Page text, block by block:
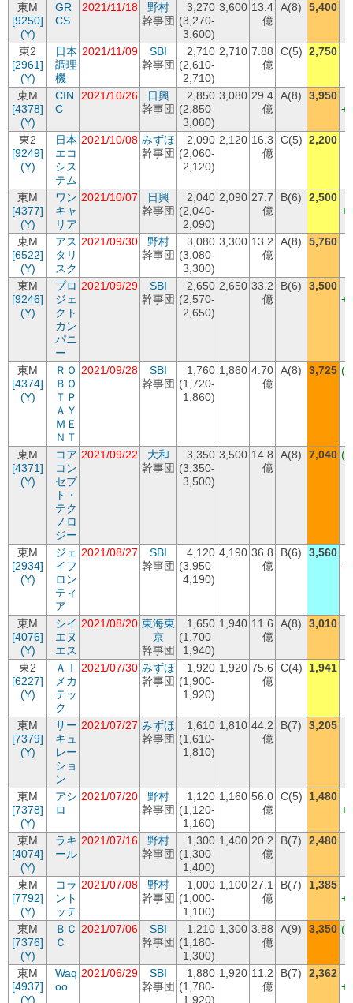
東M
[9250]
(Y)
GR
CS
2021/11/18
野村
幹事団
3,270
(3,270-
3,600)
3,600 13.4
億
A(8) 5,400
東2
[2961]
(Y)
日本
調理
機
2021/11/09
SBI
幹事団
2,710
(2,610-
2,710)
2,710 7.88
億
C(5) 2,750
東M
[4378]
(Y)
CIN
C
2021/10/26
日興
幹事団
2,850
(2,850-
3,080)
3,080 29.4
億
A(8) 3,950
東2
[9249]
(Y)
日本
エコ
シス
テム
2021/10/08 みずほ
幹事団
2,090
(2,060-
2,120)
2,120 16.3
億
C(5) 2,200
東M
[4377]
(Y)
ワン
キャ
リア
2021/10/07
日興
幹事団
2,040
(2,040-
2,090)
2,090 27.7
億
B(6) 2,500
東M
[6522]
(Y)
アス
タリ
スク
2021/09/30
野村
幹事団
3,080
(3,080-
3,300)
3,300 13.2
億
A(8) 5,760
東M
[9246]
(Y)
プロ
ジェ
クト
カン
パニ
ー
2021/09/29
SBI
幹事団
2,650
(2,570-
2,650)
2,650 33.2
億
B(6) 3,500
東M
[4374]
(Y)
ＲＯ
ＢＯ
ＴＰ
ＡＹ
ＭＥ
ＮＴ
2021/09/28
SBI
幹事団
1,760
(1,720-
1,860)
1,860 4.70
億
A(8) 3,725
東M
[4371]
(Y)
コア
コン
セプ
ト・
テク
ノロ
ジー
2021/09/22
大和
幹事団
3,350
(3,350-
3,500)
3,500 14.8
億
A(8) 7,040
東M
[2934]
(Y)
ジェ
イフ
ロン
ティ
ア
2021/08/27
SBI
幹事団
4,120
(3,950-
4,190)
4,190 36.8
億
B(6) 3,560
-
東M
[4076]
(Y)
シイ
エヌ
エス
2021/08/20 東海東
京
幹事団
1,650
(1,700-
1,940)
1,940 11.6
億
A(8) 3,010
東2
[6227]
(Y)
ＡＩ
メカ
テッ
ク
2021/07/30 みずほ
幹事団
1,920
(1,900-
1,920)
1,920 75.6
億
C(4)
1,941
東M
[7379]
(Y)
サー
キュ
レー
ショ
ン
2021/07/27 みずほ
幹事団
1,610
(1,610-
1,810)
1,810 44.2
億
B(7) 3,205
東M
[7378]
(Y)
アシ
ロ
2021/07/20
野村
幹事団
1,120
(1,120-
1,160)
1,160 56.0
億
C(5) 1,480
東M
[4074]
(Y)
ラキ
ール
2021/07/16
野村
幹事団
1,300
(1,300-
1,400)
1,400 20.2
億
B(7) 2,480
東M
[7792]
(Y)
コラ
ント
ッテ
2021/07/08
野村
幹事団
1,000
(1,000-
1,100)
1,100 27.1
億
B(7) 1,385
東M
[7376]
(Y)
ＢＣ
Ｃ
2021/07/06
SBI
幹事団
1,210
(1,180-
1,300)
1,300 3.88
億
A(9) 3,350
東M
[4937]
(Y)
Waq
oo
2021/06/29
SBI
幹事団
1,880
(1,780-
1,920)
1,920 11.2
億
B(7) 2,362